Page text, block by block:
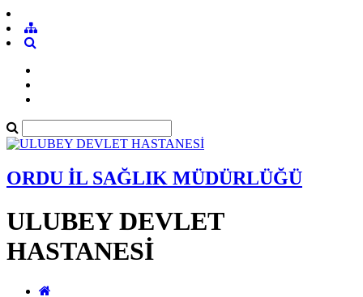
ORDU İL SAĞLIK MÜDÜRLÜĞÜ
ULUBEY DEVLET
HASTANESİ